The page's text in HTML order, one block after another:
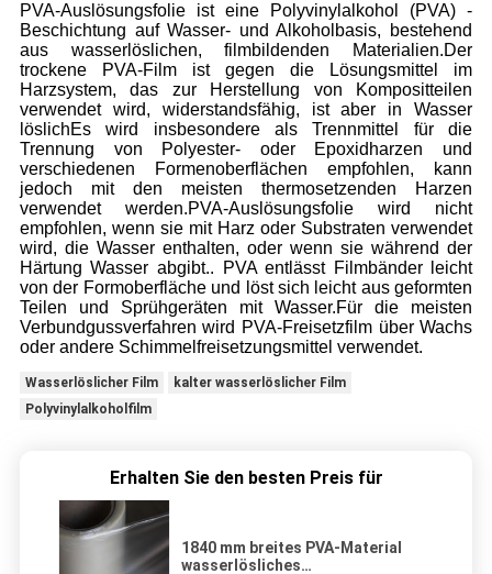
PVA-Auslösungsfolie ist eine Polyvinylalkohol (PVA) -
Beschichtung auf Wasser- und Alkoholbasis, bestehend
aus wasserlöslichen, filmbildenden Materialien.Der
trockene PVA-Film ist gegen die Lösungsmittel im
Harzsystem, das zur Herstellung von Kompositteilen
verwendet wird, widerstandsfähig, ist aber in Wasser
löslichEs wird insbesondere als Trennmittel für die
Trennung von Polyester- oder Epoxidharzen und
verschiedenen Formenoberflächen empfohlen, kann
jedoch mit den meisten thermosetzenden Harzen
verwendet werden.PVA-Auslösungsfolie wird nicht
empfohlen, wenn sie mit Harz oder Substraten verwendet
wird, die Wasser enthalten, oder wenn sie während der
Härtung Wasser abgibt.. PVA entlässt Filmbänder leicht
von der Formoberfläche und löst sich leicht aus geformten
Teilen und Sprühgeräten mit Wasser.Für die meisten
Verbundgussverfahren wird PVA-Freisetzfilm über Wachs
oder andere Schimmelfreisetzungsmittel verwendet.
Wasserlöslicher Film
kalter wasserlöslicher Film
Polyvinylalkoholfilm
Erhalten Sie den besten Preis für
1840 mm breites PVA-Material
wasserlösliches